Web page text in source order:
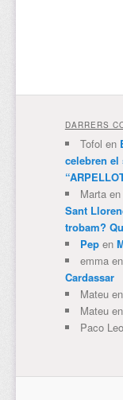
DARRERS
Tofol en
celebren el
Martaen
Sant
trobam?
Pepen
emmaen
Cardassar
Mateuen
Mateuen
Paco